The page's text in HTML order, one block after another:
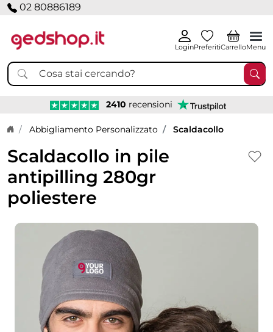
02 80886189
LoginPreferitiCarrelloMenu
2410 recensioni
Home page
Abbigliamento Personalizzato Scaldacollo
Scaldacollo in pile
antipilling 280gr
poliestere